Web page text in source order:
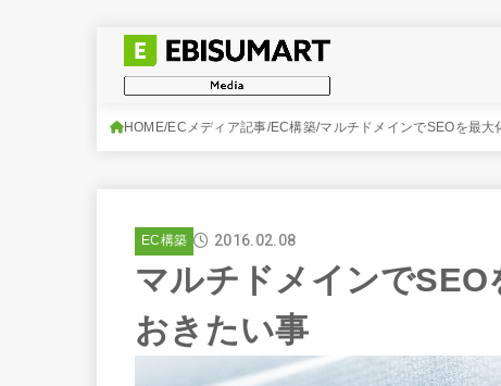
HOME ECメディア記事 EC構築 マルチドメインでSEOを最大
EC構築 2016.02.08
マルチドメインで
おきたい事